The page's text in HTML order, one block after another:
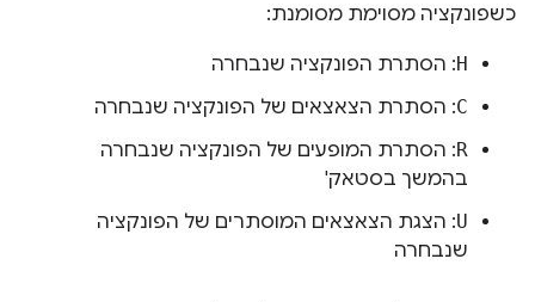
כשפונקציה מסוימת מסומנת:
H: הסתרת הפונקציה שנבחרה
C: הסתרת הצאצאים של הפונקציה שנבחרה
R: הסתרת המופעים של הפונקציה שנבחרה
בהמשך בסטאק'
U: הצגת הצאצאים המוסתרים של הפונקציה
שנבחרה